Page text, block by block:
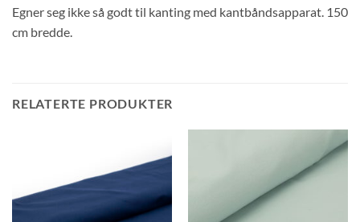
Egner seg ikke så godt til kanting med kantbåndsapparat. 150
cm bredde.
RELATERTE PRODUKTER